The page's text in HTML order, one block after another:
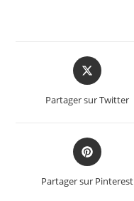
Opens
in
new
Partager sur Twitter
Opens
in
new
Partager sur Pinterest